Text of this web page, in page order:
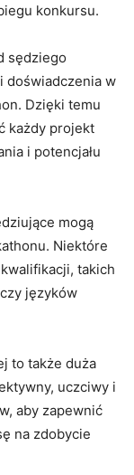
konkursu.
sędziego
doświadczenia w
Dzięki temu
każdy ⁣projekt
i potencjału
mogą
Niektóre
takich
‍języków
to także duża
uczciwy i
aby zapewnić
na zdobycie